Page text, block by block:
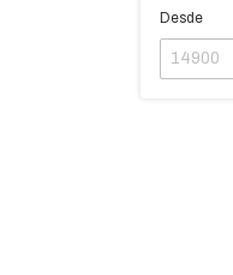
Desde